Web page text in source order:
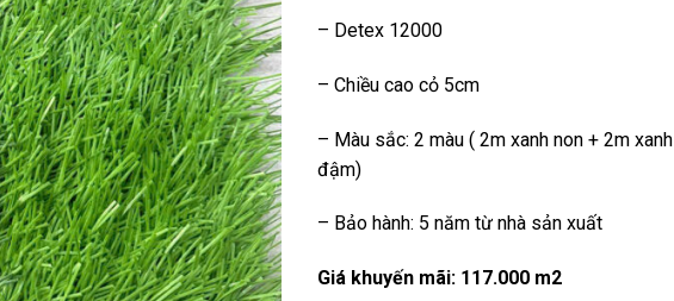
– Detex 12000
– Chiều cao cỏ 5cm
– Màu sắc: 2 màu ( 2m xanh non + 2m xanh
đậm)
– Bảo hành: 5 năm từ nhà sản xuất
Giá khuyến mãi: 117.000 m2